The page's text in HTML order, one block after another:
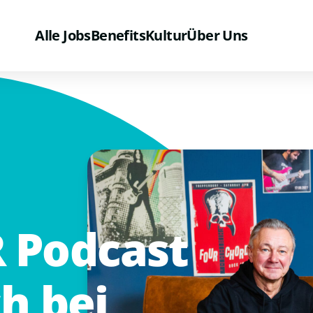
Alle JobsBenefitsKulturÜber Uns
Podcast